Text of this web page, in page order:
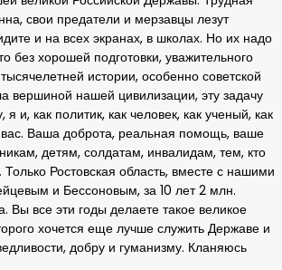
свои предатели и мерзавцы лезут
и на всех экранах, в школах. Но их надо
без хорошей подготовки, уважительного
истории, особенно советской
вершиной нашей цивилизации, эту задачу
и, как политик, как человек, как ученый, как
вас. Ваша доброта, реальная помощь, ваше
детям, солдатам, инвалидам, тем, кто
Только Ростовская область, вместе с нашими
и Бессоновым, за 10 лет 2 млн.
Вы все эти годы делаете такое великое
хочется еще лучше служить Державе и
добру и гуманизму. Кланяюсь